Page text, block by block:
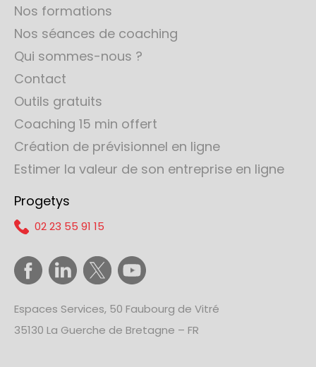
Nos formations
Nos séances de coaching
Qui sommes-nous ?
Contact
Outils gratuits
Coaching 15 min offert
Création de prévisionnel en ligne
Estimer la valeur de son entreprise en ligne
Progetys
02 23 55 91 15
Espaces Services, 50 Faubourg de Vitré
35130 La Guerche de Bretagne – FR